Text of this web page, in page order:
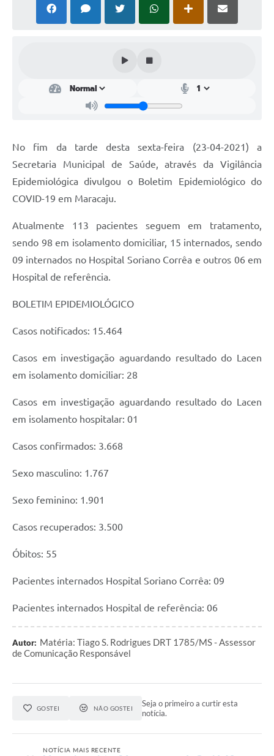
Serviços para o Servidor
Decorrência de COVID-19 Comércio - Adesão ao
Plano Municipal de Enfrentamento da Pandemia em
Decorrência de COVID-19 Educação - Adesão ao
Downloads
Telefones Úteis
No fim da tarde desta sexta-feira (23-04-2021) a
Secretaria Municipal de Saúde, através da Vigilância
Epidemiológica divulgou o Boletim Epidemiológico do
COVID-19 em Maracaju.
Atualmente 113 pacientes seguem em tratamento,
sendo 98 em isolamento domiciliar, 15 internados, sendo
09 internados no Hospital Soriano Corrêa e outros 06 em
Hospital de referência.
BOLETIM EPIDEMIOLÓGICO
Casos notificados: 15.464
Casos em investigação aguardando resultado do Lacen
em isolamento domiciliar: 28
Casos em investigação aguardando resultado do Lacen
em isolamento hospitalar: 01
Casos confirmados: 3.668
Sexo masculino: 1.767
Sexo feminino: 1.901
Casos recuperados: 3.500
Óbitos: 55
Pacientes internados Hospital Soriano Corrêa: 09
Pacientes internados Hospital de referência: 06
Autor: Matéria: Tiago S. Rodrigues DRT 1785/MS - Assessor
de Comunicação Responsável
GOSTEI NÃO GOSTEI
Seja o primeiro a curtir esta
notícia.
NOTÍCIA MAIS RECENTE